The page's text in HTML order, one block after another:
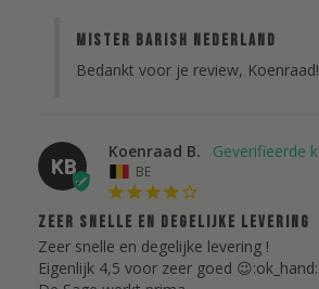
Mister Barish Nederland
Bedankt voor je review, Koenraad!
KB
Koenraad B.
BE
Zeer snelle en degelijke levering
Zeer snelle en degelijke levering !
Eigenlijk 4,5 voor zeer goed 😉:ok_hand: